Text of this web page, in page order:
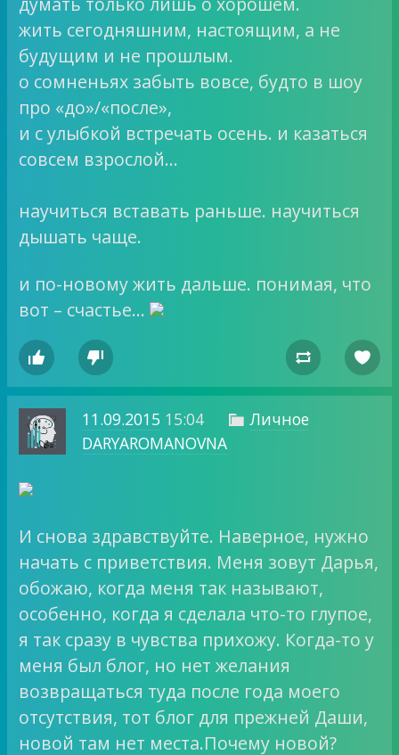
жить сегодняшним, настоящим, а не
будущим и не прошлым.
о сомненьях забыть вовсе, будто в шоу
про «до»/«после»,
и с улыбкой встречать осень. и казаться
совсем взрослой…
научиться вставать раньше. научиться
дышать чаще.
и по-новому жить дальше. понимая, что
вот – счастье…
   
11.09.2015 15:04  Личное
DARYAROMANOVNA
И снова здравствуйте. Наверное, нужно
начать с приветствия. Меня зовут Дарья,
обожаю, когда меня так называют,
особенно, когда я сделала что-то глупое,
я так сразу в чувства прихожу. Когда-то у
меня был блог, но нет желания
возвращаться туда после года моего
отсутствия, тот блог для прежней Даши,
новой там нет места.Почему новой?